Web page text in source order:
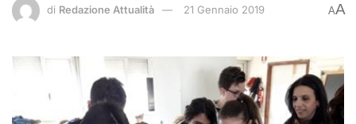
di Redazione Attualità 21 Gennaio 2019 AA